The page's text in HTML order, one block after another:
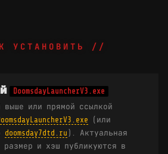
УСТАНОВИТЬ //
DoomsdayLauncherV3.exe
выше или прямой ссылкой
(или
doomsday7dtd.ru ). Актуальная
размер и хэш публикуются в